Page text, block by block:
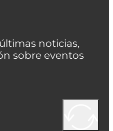
noticias,
sobre eventos